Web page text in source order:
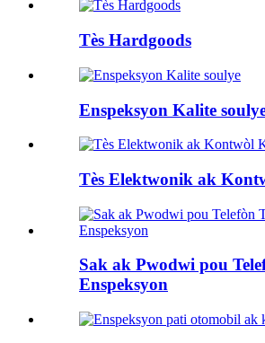
Tès Hardgoods
Enspeksyon Kalite
Tès Elektwonik ak
Sak ak Pwodwi pou
Enspeksyon